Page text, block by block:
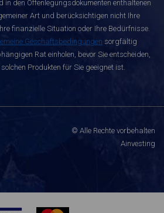
in den Offenlegungsdokumenten enthaltenen
Art und berücksichtigen nicht Ihre
finanzielle Situation oder Ihre Bedürfnisse.
Geschäftsbedingungen sorgfältig
Rat einholen, bevor Sie entscheiden,
Produkten für Sie geeignet ist.
© Alle Rechte vorbehalten
Ainvesting